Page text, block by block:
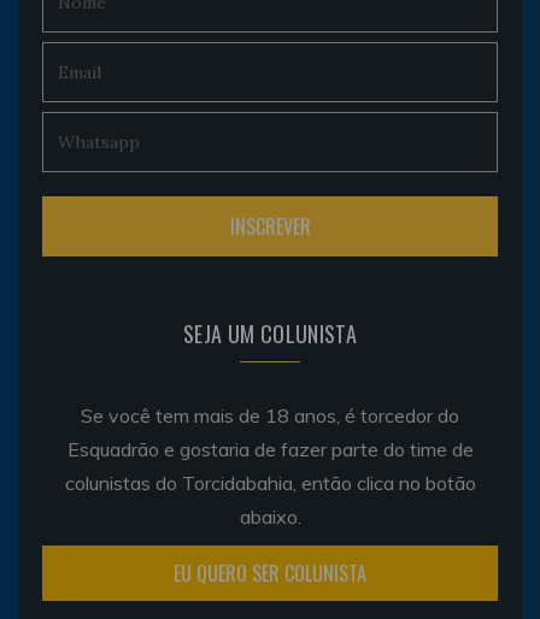
SEJA UM COLUNISTA
Se você tem mais de 18 anos, é torcedor do
Esquadrão e gostaria de fazer parte do time de
colunistas do Torcidabahia, então clica no botão
abaixo.
EU QUERO SER COLUNISTA